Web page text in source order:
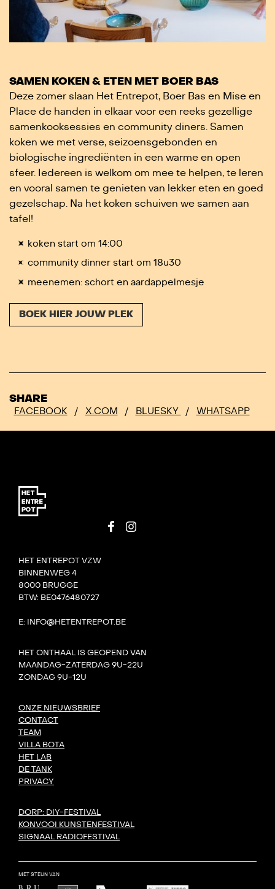
SAMEN KOKEN & ETEN MET BOER BAS
Deze zomer slaan Het Entrepot, Boer Bas en Mise en
Place de handen in elkaar voor een reeks gezellige
samenkooksessies en community diners. Samen
koken we met verse, seizoensgebonden en
biologische ingrediënten in een warme en open
sfeer. Iedereen is welkom om mee te helpen, te leren
en vooral samen te genieten van lekker eten en goed
gezelschap. Na het koken schuiven we samen aan
tafel!
koken start om 14:00
community dinner start om 18u30
meenemen: schort en aardappelmesje
BOEK HIER JOUW PLEK
SHARE
FACEBOOK / X.COM / BLUESKY / WHATSAPP
HET ENTREPOT VZW
BINNENWEG 4
8000 BRUGGE
BTW: BE0476480727
E: INFO@HETENTREPOT.BE
HET ONTHAAL IS GEOPEND VAN
MAANDAG-ZATERDAG 9U-22U
ZONDAG 9U-12U
ONZE NIEUWSBRIEF
CONTACT
TEAM
VILLA BOTA
HET LAB
DE TANK
PRIVACY
DORP: DIY-FESTIVAL
KONVOOI KUNSTENFESTIVAL
SIGNAAL RADIOFESTIVAL
MET STEUN VAN